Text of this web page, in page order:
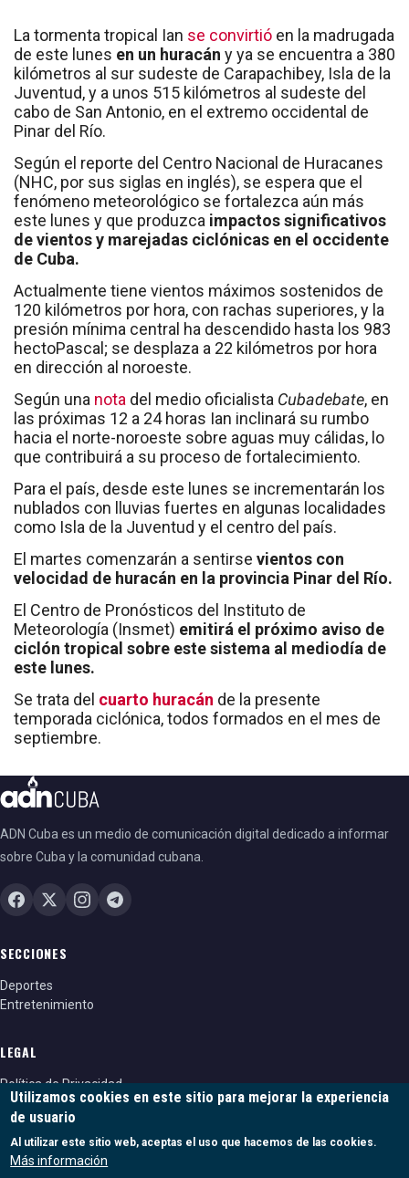
La tormenta tropical Ian se convirtió en la madrugada
de este lunes en un huracán y ya se encuentra a 380
kilómetros al sur sudeste de Carapachibey, Isla de la
Juventud, y a unos 515 kilómetros al sudeste del
cabo de San Antonio, en el extremo occidental de
Pinar del Río.
Según el reporte del Centro Nacional de Huracanes
(NHC, por sus siglas en inglés), se espera que el
fenómeno meteorológico se fortalezca aún más
este lunes y que produzca impactos significativos
de vientos y marejadas ciclónicas en el occidente
de Cuba.
Actualmente tiene vientos máximos sostenidos de
120 kilómetros por hora, con rachas superiores, y la
presión mínima central ha descendido hasta los 983
hectoPascal; se desplaza a 22 kilómetros por hora
en dirección al noroeste.
Según una nota del medio oficialista Cubadebate, en
las próximas 12 a 24 horas Ian inclinará su rumbo
hacia el norte-noroeste sobre aguas muy cálidas, lo
que contribuirá a su proceso de fortalecimiento.
Para el país, desde este lunes se incrementarán los
nublados con lluvias fuertes en algunas localidades
como Isla de la Juventud y el centro del país.
El martes comenzarán a sentirse vientos con
velocidad de huracán en la provincia Pinar del Río.
El Centro de Pronósticos del Instituto de
Meteorología (Insmet) emitirá el próximo aviso de
ciclón tropical sobre este sistema al mediodía de
este lunes.
Se trata del cuarto huracán de la presente
temporada ciclónica, todos formados en el mes de
septiembre.
ADN Cuba es un medio de comunicación digital dedicado a informar
sobre Cuba y la comunidad cubana.
SECCIONES
Deportes
Entretenimiento
LEGAL
Política de Privacidad
Política de cookies
Términos y condiciones
Utilizamos cookies en este sitio para mejorar la experiencia
de usuario
Al utilizar este sitio web, aceptas el uso que hacemos de las cookies.
Más información